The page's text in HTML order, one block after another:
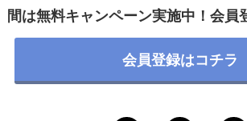
間は無料キャンペーン実施中！会員
会員登録はコチラ